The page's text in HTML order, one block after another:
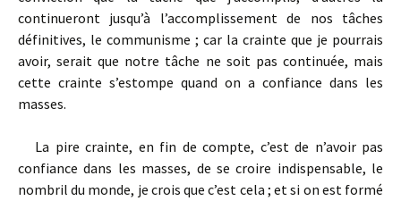
continueront jusqu’à l’accomplissement de nos tâches
définitives, le communisme ; car la crainte que je pourrais
avoir, serait que notre tâche ne soit pas continuée, mais
cette crainte s’estompe quand on a confiance dans les
masses.
La pire crainte, en fin de compte, c’est de n’avoir pas
confiance dans les masses, de se croire indispensable, le
nombril du monde, je crois que c’est cela ; et si on est formé